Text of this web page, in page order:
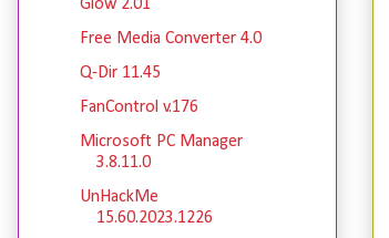
Glow 2.01
Free Media Converter 4.0
Q-Dir 11.45
FanControl v.176
Microsoft PC Manager
3.8.11.0
UnHackMe
15.60.2023.1226